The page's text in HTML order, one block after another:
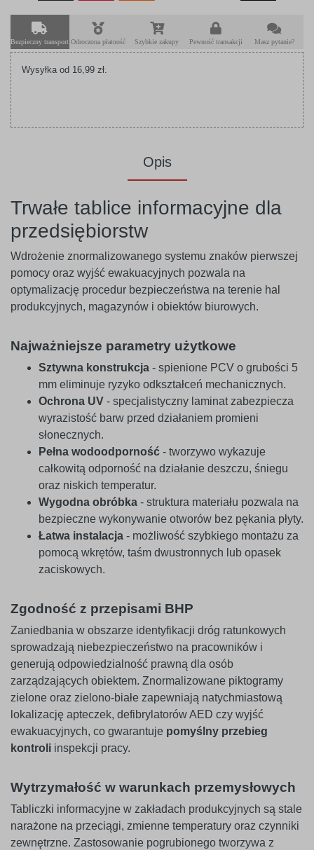
Bezpieczny transport Odroczona płatność Szybkie zakupy Pewność transakcji Masz pytanie?
Wysyłka od 16,99 zł.
Opis
Trwałe tablice informacyjne dla
przedsiębiorstw
Wdrożenie znormalizowanego systemu znaków pierwszej
pomocy oraz wyjść ewakuacyjnych pozwala na
optymalizację procedur bezpieczeństwa na terenie hal
produkcyjnych, magazynów i obiektów biurowych.
Najważniejsze parametry użytkowe
Sztywna konstrukcja - spienione PCV o grubości 5
mm eliminuje ryzyko odkształceń mechanicznych.
Ochrona UV - specjalistyczny laminat zabezpiecza
wyrazistość barw przed działaniem promieni
słonecznych.
Pełna wodoodporność - tworzywo wykazuje
całkowitą odporność na działanie deszczu, śniegu
oraz niskich temperatur.
Wygodna obróbka - struktura materiału pozwala na
bezpieczne wykonywanie otworów bez pękania płyty.
Łatwa instalacja - możliwość szybkiego montażu za
pomocą wkrętów, taśm dwustronnych lub opasek
zaciskowych.
Zgodność z przepisami BHP
Zaniedbania w obszarze identyfikacji dróg ratunkowych
sprowadzają niebezpieczeństwo na pracowników i
generują odpowiedzialność prawną dla osób
zarządzających obiektem. Znormalizowane piktogramy
zielone oraz zielono-białe zapewniają natychmiastową
lokalizację apteczek, defibrylatorów AED czy wyjść
ewakuacyjnych, co gwarantuje pomyślny przebieg
kontroli inspekcji pracy.
Wytrzymałość w warunkach przemysłowych
Tabliczki informacyjne w zakładach produkcyjnych są stale
narażone na przeciągi, zmienne temperatury oraz czynniki
zewnętrzne. Zastosowanie pogrubionego tworzywa z